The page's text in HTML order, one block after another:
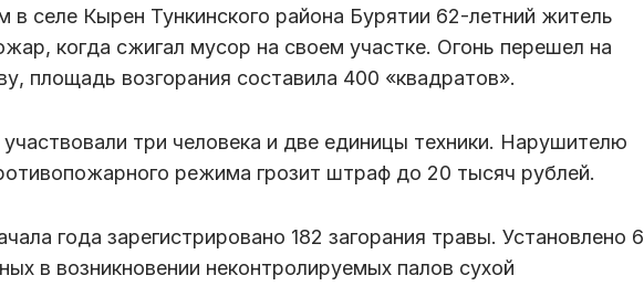
в селе Кырен Тункинского района Бурятии 62-летний житель
когда сжигал мусор на своем участке. Огонь перешел на
площадь возгорания составила 400 «квадратов».
три человека и две единицы техники. Нарушителю
режима грозит штраф до 20 тысяч рублей.
года зарегистрировано 182 загорания травы. Установлено 6
в возникновении неконтролируемых палов сухой